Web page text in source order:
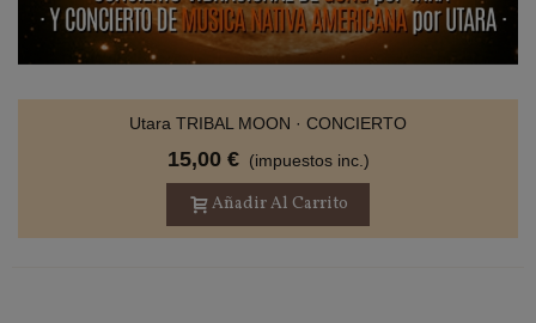
Utara TRIBAL MOON · CONCIERTO
15,00 € (impuestos inc.)
Añadir Al Carrito